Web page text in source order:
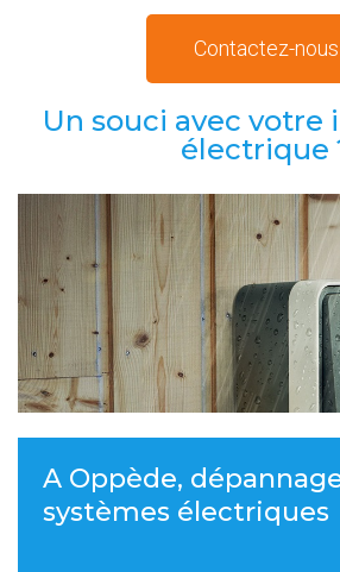
Contactez-nous
Un souci avec votre
électrique
A Oppède,
systèmes électriques